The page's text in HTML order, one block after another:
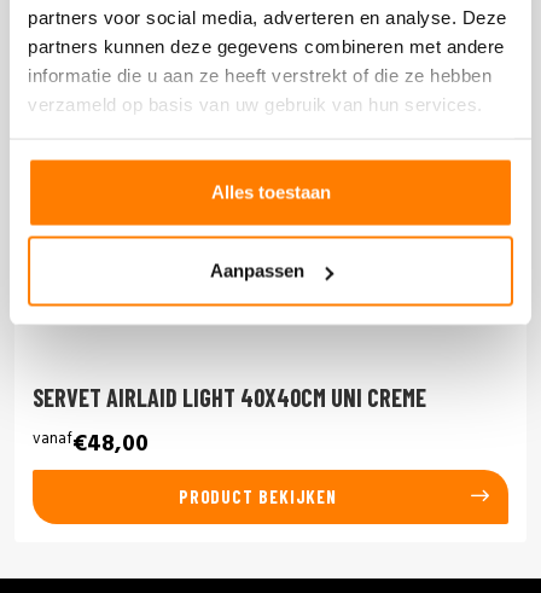
partners voor social media, adverteren en analyse. Deze
partners kunnen deze gegevens combineren met andere
informatie die u aan ze heeft verstrekt of die ze hebben
verzameld op basis van uw gebruik van hun services.
Alles toestaan
Aanpassen
SERVET AIRLAID LIGHT 40X40CM UNI CREME
vanaf€48,00
PRODUCT BEKIJKEN